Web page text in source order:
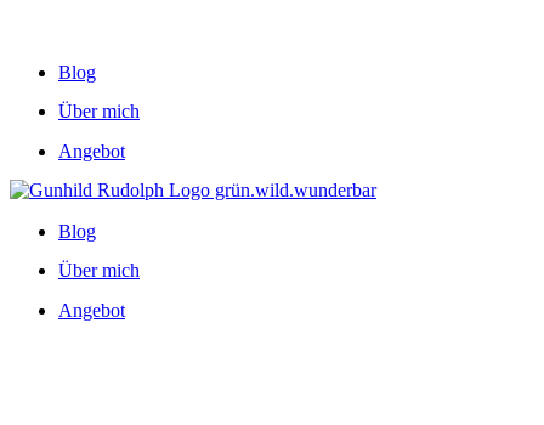
Blog
Über mich
Angebot
Blog
Über mich
Angebot